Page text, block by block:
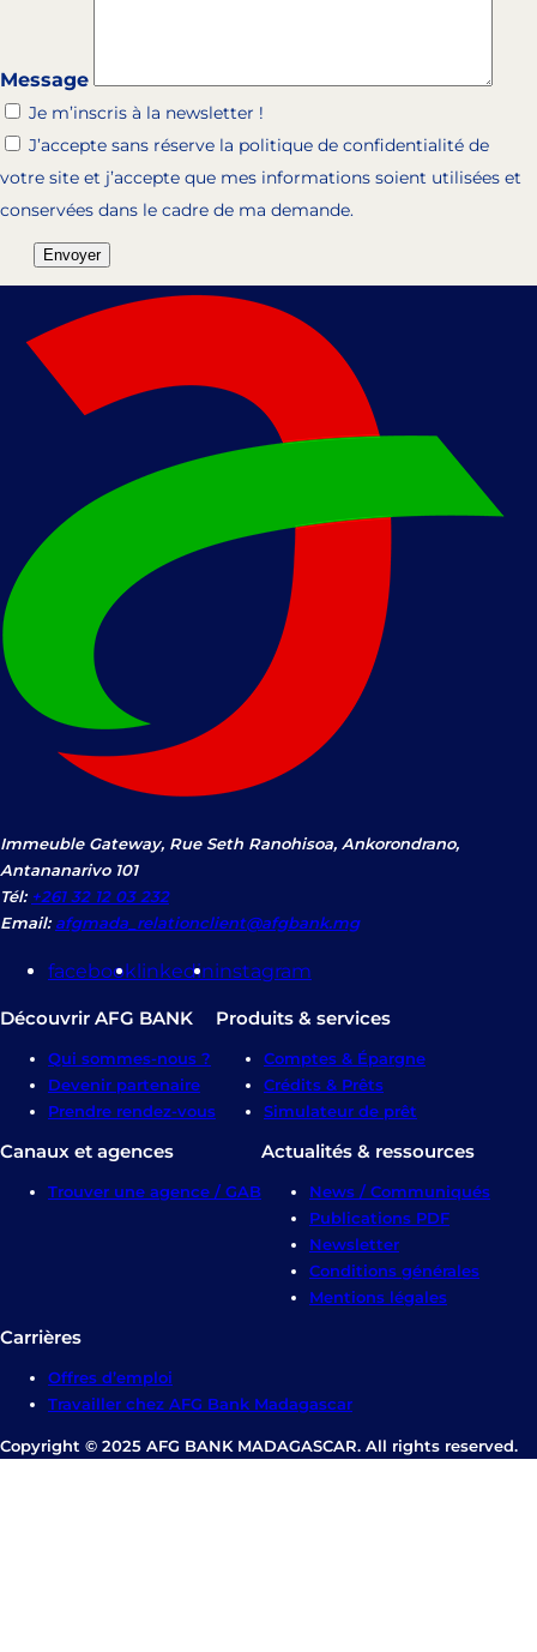
Message
Je m’inscris à la newsletter !
J’accepte sans réserve la politique de confidentialité de
votre site et j’accepte que mes informations soient utilisées et
conservées dans le cadre de ma demande.
Immeuble Gateway, Rue Seth Ranohisoa, Ankorondrano,
Antananarivo 101
Tél: +261 32 12 03 232
Email: afgmada_relationclient@afgbank.mg
facebooklinkedininstagram
Découvrir AFG BANK
Qui sommes-nous ?
Devenir partenaire
Prendre rendez-vous
Produits & services
Comptes & Épargne
Crédits & Prêts
Simulateur de prêt
Canaux et agences
Trouver une agence / GAB
Actualités & ressources
News / Communiqués
Publications PDF
Newsletter
Conditions générales
Mentions légales
Carrières
Offres d’emploi
Travailler chez AFG Bank Madagascar
Copyright © 2025 AFG BANK MADAGASCAR. All rights reserved.